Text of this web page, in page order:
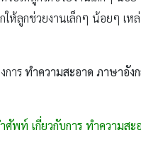
ให้ลูกช่วยงานเล็กๆ น้อยๆ เห
การทำความสะอาด ภาษาอัง
ท์ เกี่ยวกับการ ทำความสะ